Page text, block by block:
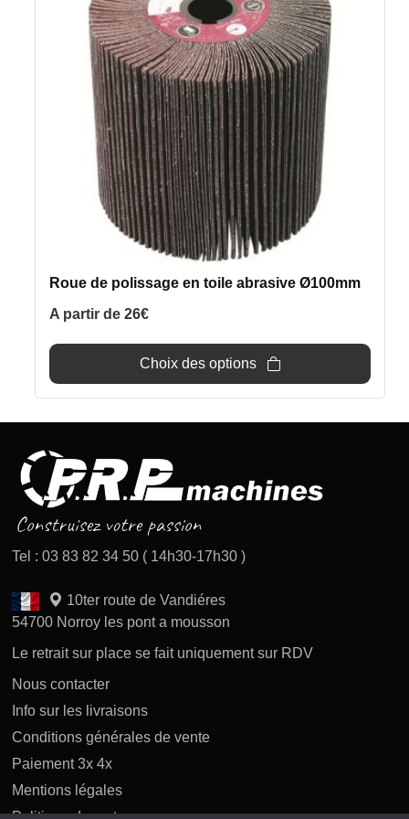
Roue de polissage en toile abrasive Ø100mm
A partir de 26€
Choix des options
variations.
options
peuvent
choisies
Tel : 03 83 82 34 50 ( 14h30-17h30 )
10ter route de Vandiéres
54700 Norroy les pont a mousson
Le retrait sur place se fait uniquement sur RDV
Nous contacter
Info sur les livraisons
Conditions générales de vente
Paiement 3x 4x
Mentions légales